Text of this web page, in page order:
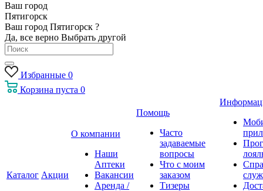
Ваш город
Пятигорск
Ваш город Пятигорск ?
Да, все верно Выбрать другой
Избранные 0
Корзина пуста 0
Каталог Акции
О компании
Наши
Аптеки
Вакансии
Аренда /
Помощь
Часто
задаваемые
вопросы
Что с моим
заказом
Тизеры